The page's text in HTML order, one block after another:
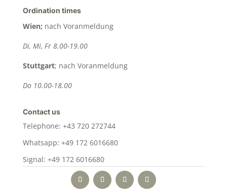
Ordination times
Wien; nach Voranmeldung
Di, Mi, Fr 8.00-19.00
Stuttgart; nach Voranmeldung
Do 10.00-18.00
Contact us
Telephone: +43 720 272744
Whatsapp: +49 172 6016680
Signal: +49 172 6016680